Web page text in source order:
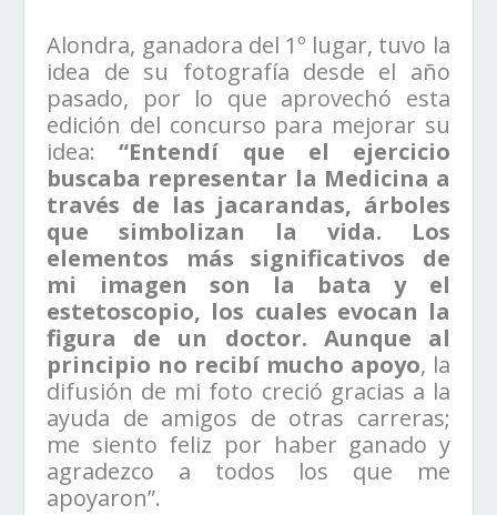
Alondra, ganadora del 1º lugar, tuvo la
idea de su fotografía desde el año
pasado, por lo que aprovechó esta
edición del concurso para mejorar su
idea: “Entendí que el ejercicio
buscaba representar la Medicina a
través de las jacarandas, árboles
que simbolizan la vida. Los
elementos más significativos de
mi imagen son la bata y el
estetoscopio, los cuales evocan la
figura de un doctor. Aunque al
principio no recibí mucho apoyo, la
difusión de mi foto creció gracias a la
ayuda de amigos de otras carreras;
me siento feliz por haber ganado y
agradezco a todos los que me
apoyaron”.